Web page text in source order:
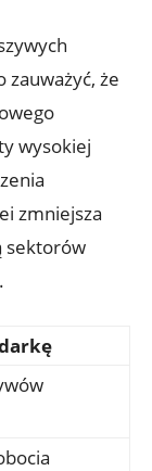
że
wysokiej⁤
zmniejsza
sektorów